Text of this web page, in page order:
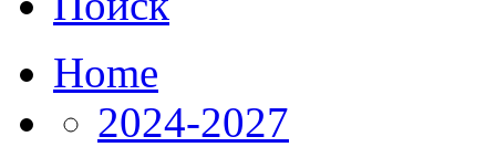
Home
2024-2027